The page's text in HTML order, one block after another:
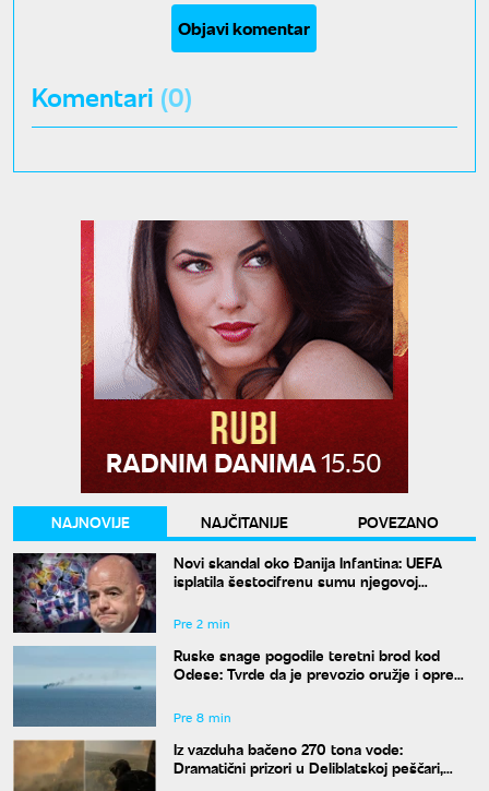
Objavi komentar
Komentari (0)
NAJNOVIJE NAJČITANIJE
POVEZANO
Novi skandal oko Đanija Infantina: UEFA
isplatila šestocifrenu sumu njegovoj
Pre 2 min
Ruske snage pogodile teretni brod kod
Odese: Tvrde da je prevozio oružje i opremu
Pre 8 min
Iz vazduha bačeno 270 tona vode:
Dramatični prizori u Deliblatskoj peščari,